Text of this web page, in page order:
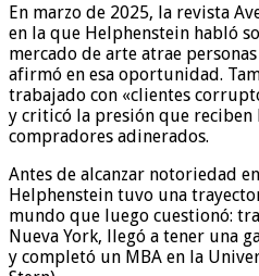
En marzo de 2025, la revista
en la que Helphenstein habló
mercado de arte atrae
afirmó en esa oportunidad.
trabajado con «clientes
y criticó la presión que reciben
compradores adinerados.
Antes de alcanzar notoriedad
Helphenstein tuvo una
mundo que luego cuestionó:
Nueva York, llegó a tener una
y completó un MBA en la